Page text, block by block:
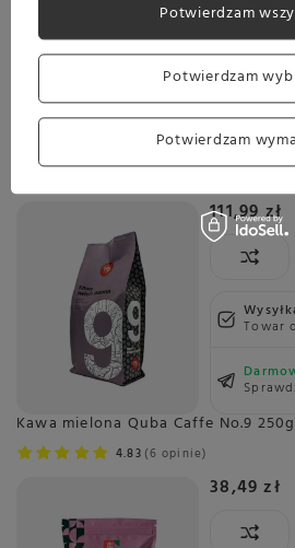
Towar
Kawa mielona Quba Caffe No.9 1kg
111,99 zł
Towar
Kawa mielona Quba Caffe No.9 250g
4.83 6 opinie
38,49 zł
Potwierdzam
Potwierdzam
Potwierdzam